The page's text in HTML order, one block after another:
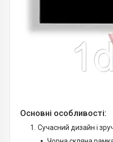
Основні особливості:
Сучасний дизайн і